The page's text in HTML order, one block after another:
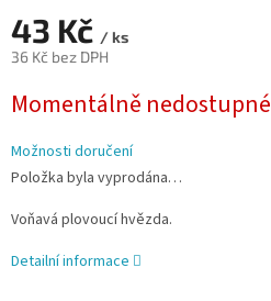
43 Kč / ks
36 Kč bez DPH
cena:
Momentálně nedostupné
Možnosti doručení
Položka byla vyprodána…
Voňavá plovoucí hvězda.
Detailní informace